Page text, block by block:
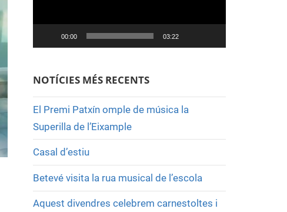
00:00 03:22
NOTÍCIES MÉS RECENTS
El Premi Patxín omple de música la
Superilla de l’Eixample
Casal d’estiu
Betevé visita la rua musical de l’escola
Aquest divendres celebrem carnestoltes i